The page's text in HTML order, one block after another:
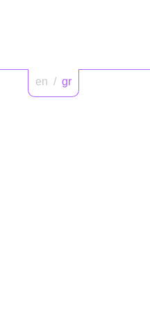
en / gr